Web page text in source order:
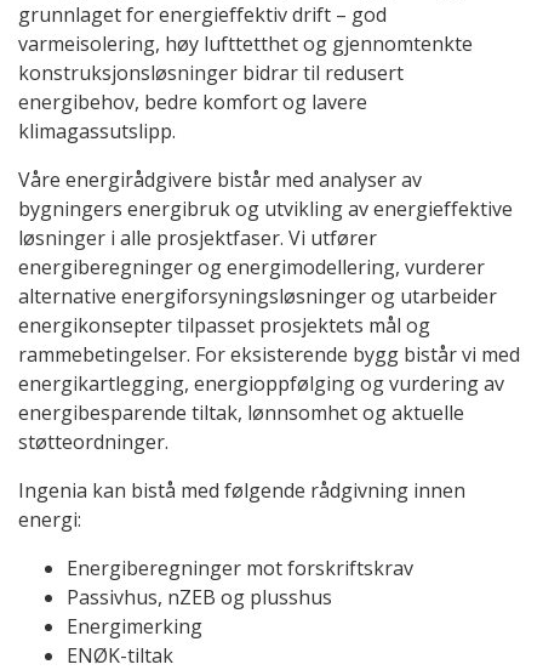
grunnlaget for energieffektiv drift – god
varmeisolering, høy lufttetthet og gjennomtenkte
konstruksjonsløsninger bidrar til redusert
energibehov, bedre komfort og lavere
klimagassutslipp.
Våre energirådgivere bistår med analyser av
bygningers energibruk og utvikling av energieffektive
løsninger i alle prosjektfaser. Vi utfører
energiberegninger og energimodellering, vurderer
alternative energiforsyningsløsninger og utarbeider
energikonsepter tilpasset prosjektets mål og
rammebetingelser. For eksisterende bygg bistår vi med
energikartlegging, energioppfølging og vurdering av
energibesparende tiltak, lønnsomhet og aktuelle
støtteordninger.
Ingenia kan bistå med følgende rådgivning innen
energi:
Energiberegninger mot forskriftskrav
Passivhus, nZEB og plusshus
Energimerking
ENØK-tiltak